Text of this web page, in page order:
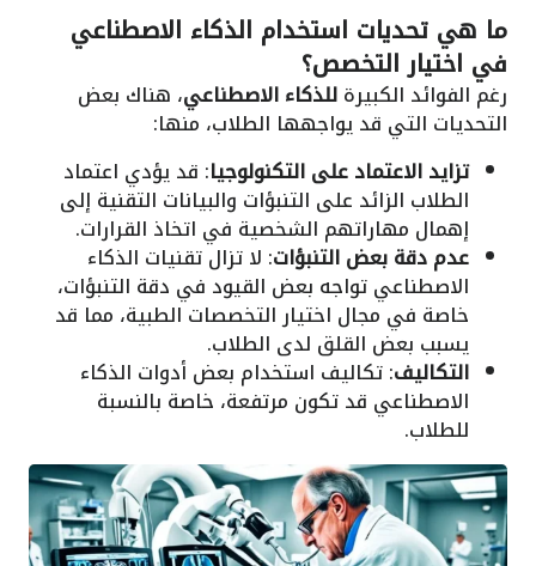
ما هي تحديات استخدام الذكاء الاصطناعي
في اختيار التخصص؟
رغم الفوائد الكبيرةللذكاء الاصطناعي، هناك بعض
التحديات التي قد يواجهها الطلاب، منها:
تزايد الاعتماد على التكنولوجيا: قد يؤدي اعتماد
الطلاب الزائد على التنبؤات والبيانات التقنية إلى
إهمال مهاراتهم الشخصية في اتخاذ القرارات.
عدم دقة بعض التنبؤات: لا تزال تقنيات الذكاء
الاصطناعي تواجه بعض القيود في دقة التنبؤات،
خاصة في مجال اختيار التخصصات الطبية، مما قد
يسبب بعض القلق لدى الطلاب.
التكاليف: تكاليف استخدام بعض أدوات الذكاء
الاصطناعي قد تكون مرتفعة، خاصة بالنسبة
للطلاب.